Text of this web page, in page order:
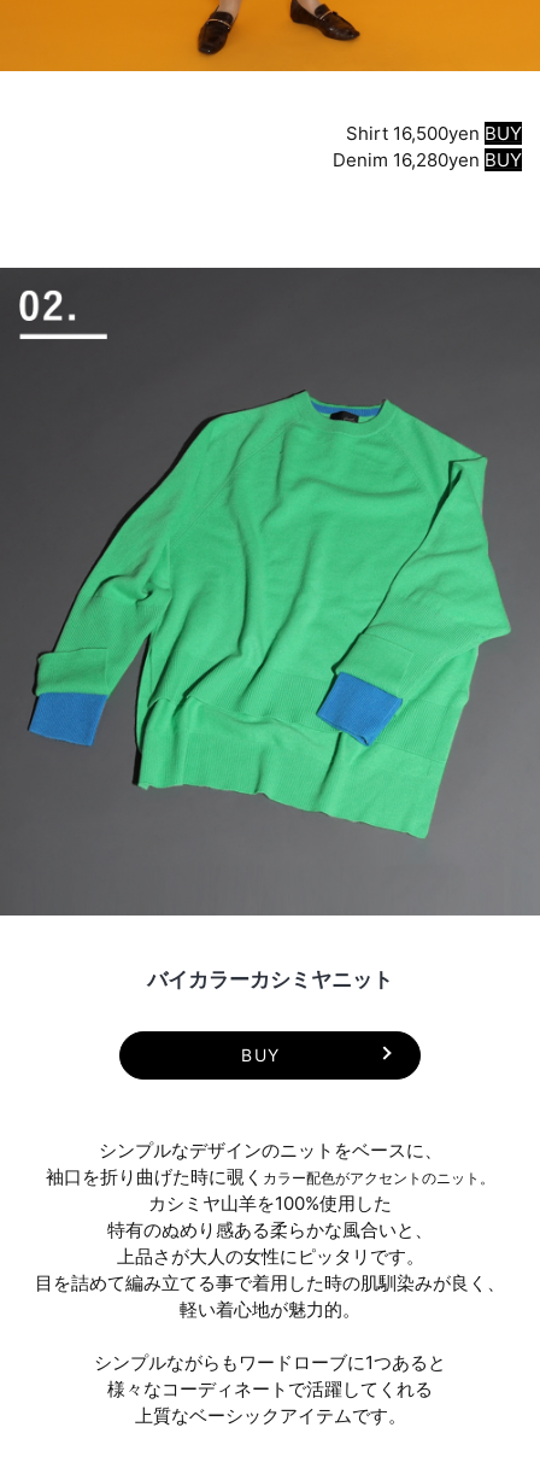
Shirt 16,500yen BUY
Denim 16,280yen BUY
バイカラーカシミヤニット
BUY
シンプルなデザインのニットをベースに、
袖口を折り曲げた時に覗く カラー配色がアクセントのニット。
カシミヤ山羊を100%使用した
特有のぬめり感ある柔らかな風合いと、
上品さが大人の女性にピッタリです。
目を詰めて編み立てる事で着用した時の肌馴染みが良く、
軽い着心地が魅力的。
シンプルながらもワードローブに1つあると
様々なコーディネートで活躍してくれる
上質なベーシックアイテムです。